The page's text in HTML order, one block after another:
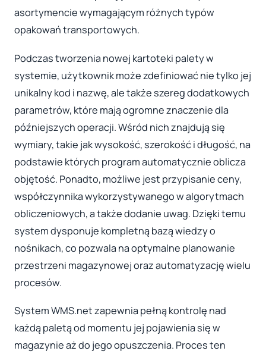
asortymencie wymagającym różnych typów
opakowań transportowych.
Podczas tworzenia nowej kartoteki palety w
systemie, użytkownik może zdefiniować nie tylko jej
unikalny kod i nazwę, ale także szereg dodatkowych
parametrów, które mają ogromne znaczenie dla
późniejszych operacji. Wśród nich znajdują się
wymiary, takie jak wysokość, szerokość i długość, na
podstawie których program automatycznie oblicza
objętość. Ponadto, możliwe jest przypisanie ceny,
współczynnika wykorzystywanego w algorytmach
obliczeniowych, a także dodanie uwag. Dzięki temu
system dysponuje kompletną bazą wiedzy o
nośnikach, co pozwala na optymalne planowanie
przestrzeni magazynowej oraz automatyzację wielu
procesów.
System WMS.net zapewnia pełną kontrolę nad
każdą paletą od momentu jej pojawienia się w
magazynie aż do jego opuszczenia. Proces ten